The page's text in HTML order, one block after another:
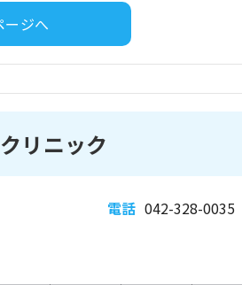
ージへ
リニック
電話 042-328-0035